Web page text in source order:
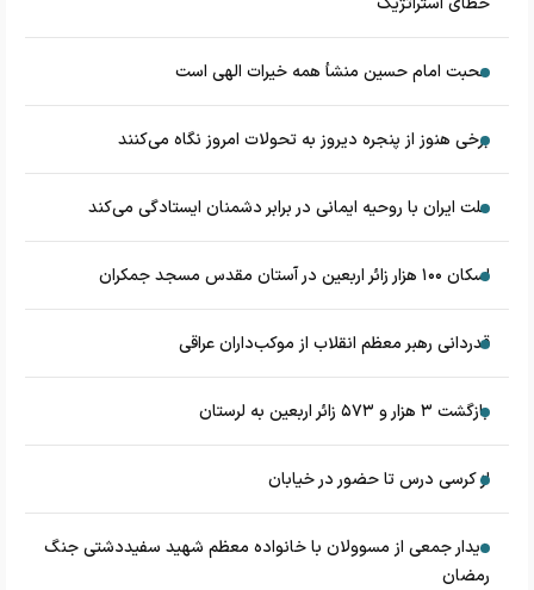
محبت امام حسین منشأ همه خیرات الهی است
برخی هنوز از پنجره دیروز به تحولات امروز نگاه می‌کنند
ملت ایران با روحیه ایمانی در برابر دشمنان ایستادگی می‌کند
اسکان ۱۰۰ هزار زائر اربعین در آستان مقدس مسجد جمکران
قدردانی رهبر معظم انقلاب از موکب‌داران عراقی
بازگشت ۳ هزار و ۵۷۳ زائر اربعین به لرستان
از کرسی درس تا حضور در خیابان
دیدار جمعی از مسوولان با خانواده معظم شهید سفیددشتی جنگ
رمضان